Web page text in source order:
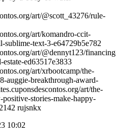
art/@scott_43276/rule-
art/komandro-ccit-
sublime-text-3-e64729b5e782
art/@dennyt123/
ed63517e3833
art/xrbootcamp/the-
auggie-breakthrough-award-
art/the-
stories-make-happy-
rujsnkx
10:02